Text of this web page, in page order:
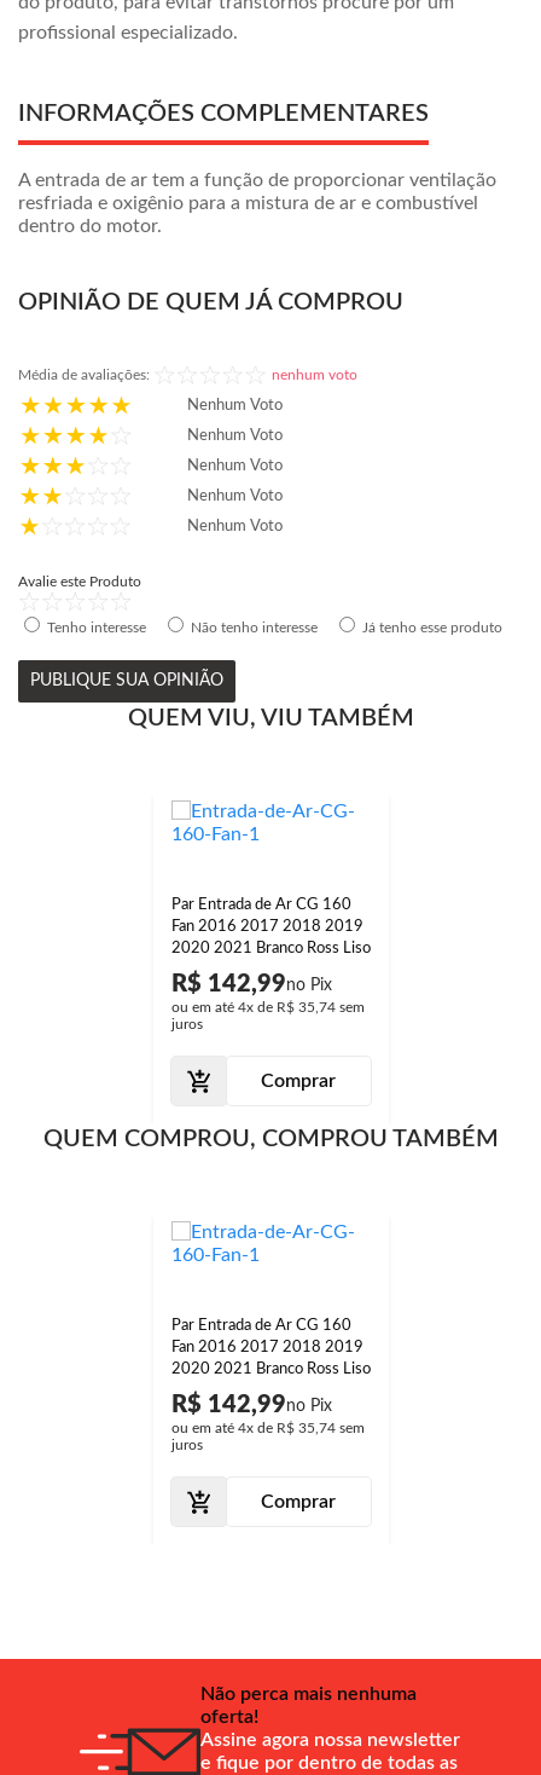
profissional especializado.
INFORMAÇÕES COMPLEMENTARES
A entrada de ar tem a função de proporcionar ventilação
resfriada e oxigênio para a mistura de ar e combustível
dentro do motor.
OPINIÃO DE QUEM JÁ COMPROU
Média de avaliações: nenhum voto
Nenhum Voto
Nenhum Voto
Nenhum Voto
Nenhum Voto
Nenhum Voto
Avalie este Produto
Tenho interesse Não tenho interesse Já tenho esse produto
PUBLIQUE SUA OPINIÃO
QUEM VIU, VIU TAMBÉM
Par Entrada de Ar CG 160
Fan 2016 2017 2018 2019
2020 2021 Branco Ross Liso
R$ 142,99
ou em até 4xde R$ 35,74sem
juros
Comprar
QUEM COMPROU, COMPROU TAMBÉM
Par Entrada de Ar CG 160
Fan 2016 2017 2018 2019
2020 2021 Branco Ross Liso
R$ 142,99
ou em até 4xde R$ 35,74sem
juros
Comprar
Não perca mais nenhuma
oferta!
Assine agora nossa newsletter
e fique por dentro de todas as